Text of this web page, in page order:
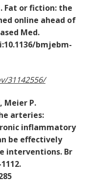
or fiction: the
online ahead of
Med.
bmjebm-
31142556/
P.
arteries:
inflammatory
be effectively
interventions. Br